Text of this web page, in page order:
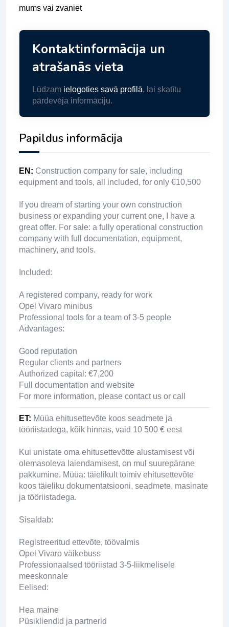
mums vai zvaniet
Kontaktinformācija un
atrašanās vieta
Lūdzam ielogoties savā profilā, lai skatītu
pārdevēja informāciju.
Papildus informācija
EN : Construction company for sale, including
equipment and tools, all included, for only €10,500
If you dream of starting your own construction
business or expanding your current one, I have a
great offer. For sale: a fully operational construction
company with full documentation, equipment,
machinery, and tools.
Included:
A registered company, ready for work
Opel Vivaro minibus
Professional tools for a team of 3-5 people
Advantages:
Good reputation
Regular clients and partners
Authorized capital: €7,200
Full documentation and website
For more information, please contact us or call
ET: Müüa ehitusettevõte koos seadmete ja
tööriistadega, kõik hinnas, vaid 10 500 € eest
Kui unistate oma ehitusettevõtte alustamisest või
olemasoleva laiendamisest, on mul suurepärane
pakkumine. Müüa: täielikult toimiv ehitusettevõte
koos täieliku dokumentatsiooni, seadmete, masinate
ja tööriistadega.
Sisaldab:
Registreeritud ettevõte, töövalmis
Opel Vivaro väikebuss
Professionaalsed tööriistad 3-5-liikmelisele
meeskonnale
Eelised:
Hea maine
Püsikliendid ja partnerid